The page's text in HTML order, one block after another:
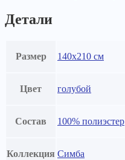
Детали
Размер 140х210 см
Цвет голубой
Состав 100% полиэстер
Коллекция Симба